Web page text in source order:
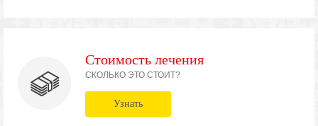
Стоимость лечения
СКОЛЬКО ЭТО СТОИТ?
Узнать